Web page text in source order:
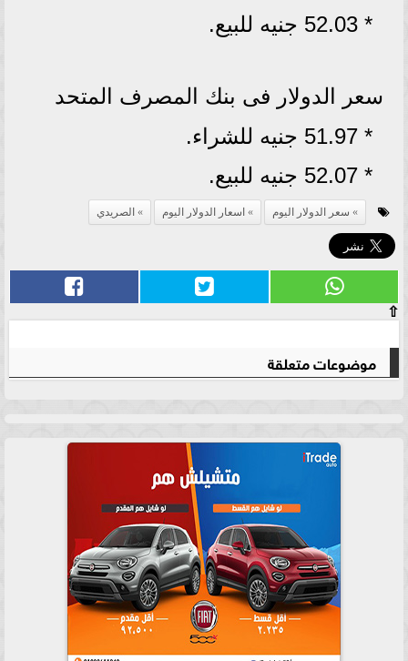
* 52.03 جنيه للبيع.
سعر الدولار فى بنك المصرف المتحد
* 51.97 جنيه للشراء.
* 52.07 جنيه للبيع.
سعر الدولار اليوم اسعار الدولار اليوم الصريدي
⇧
موضوعات متعلقة